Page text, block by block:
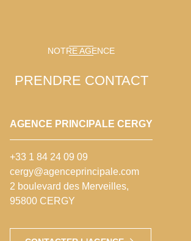
NOTRE AGENCE
PRENDRE CONTACT
AGENCE PRINCIPALE CERGY
+33 1 84 24 09 09
cergy@agenceprincipale.com
2 boulevard des Merveilles,
95800 CERGY